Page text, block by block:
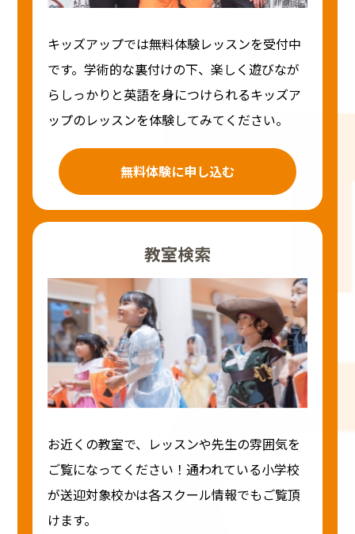
キッズアップでは無料体験レッスンを受付中
です。学術的な裏付けの下、楽しく遊びなが
らしっかりと英語を身につけられるキッズア
ップのレッスンを体験してみてください。
無料体験に申し込む
教室検索
お近くの教室で、レッスンや先生の雰囲気を
ご覧になってください！通われている小学校
が送迎対象校かは各スクール情報でもご覧頂
けます。